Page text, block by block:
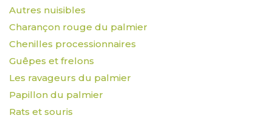
Autres nuisibles
Charançon rouge du palmier
Chenilles processionnaires
Guêpes et frelons
Les ravageurs du palmier
Papillon du palmier
Rats et souris